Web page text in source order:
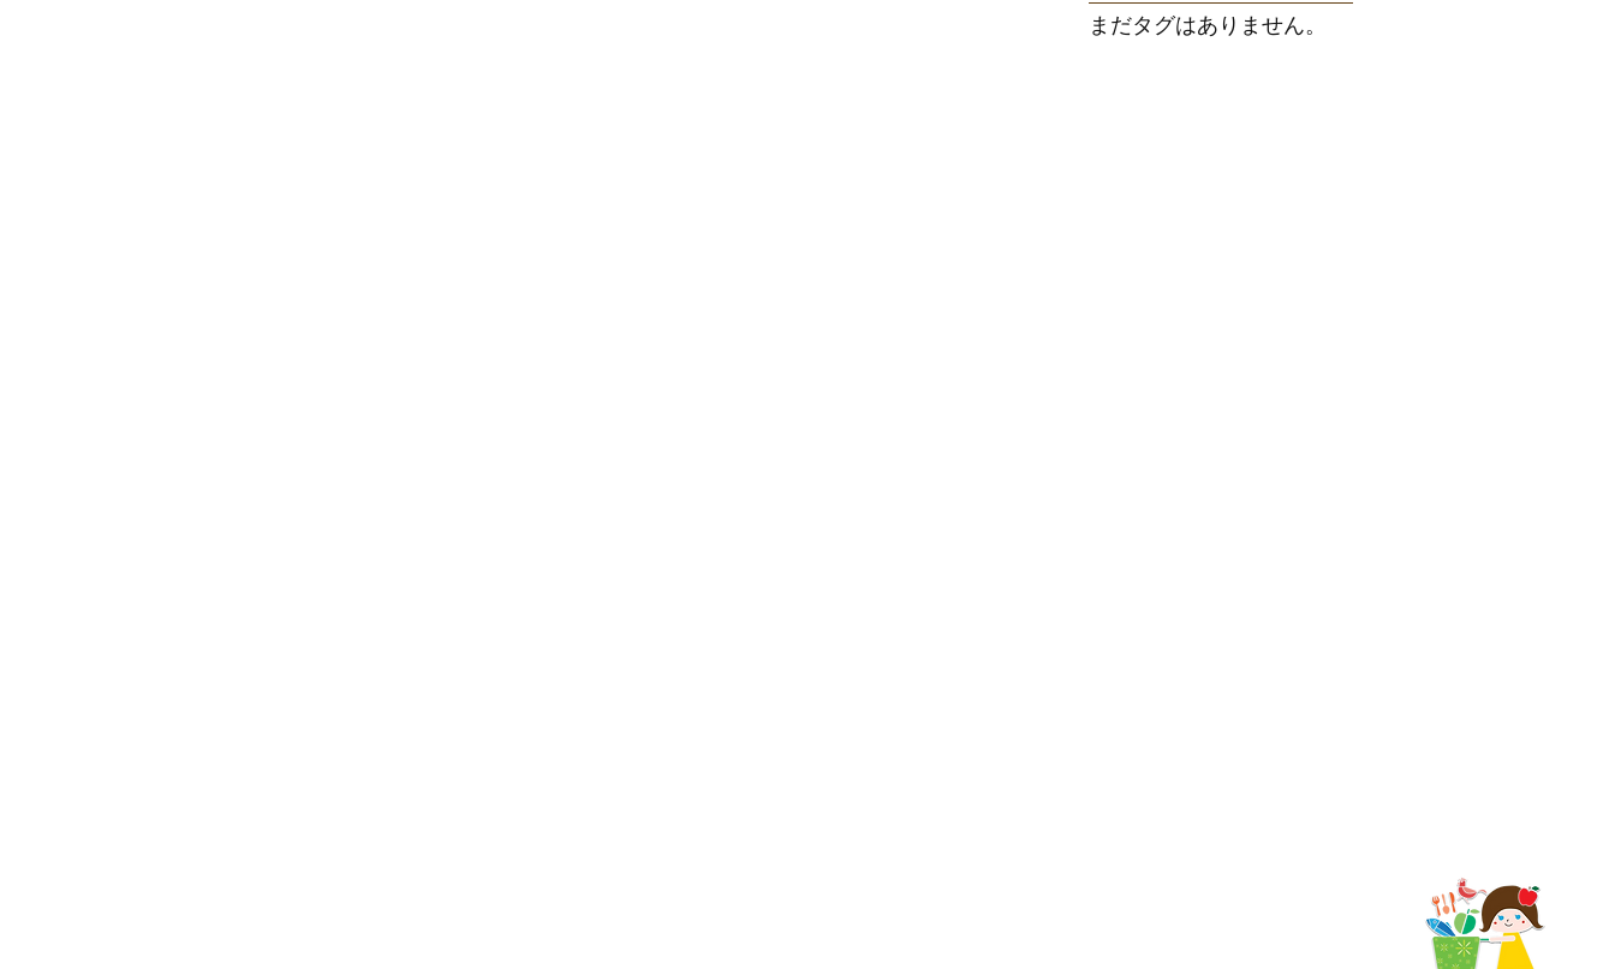
まだタグはありません。